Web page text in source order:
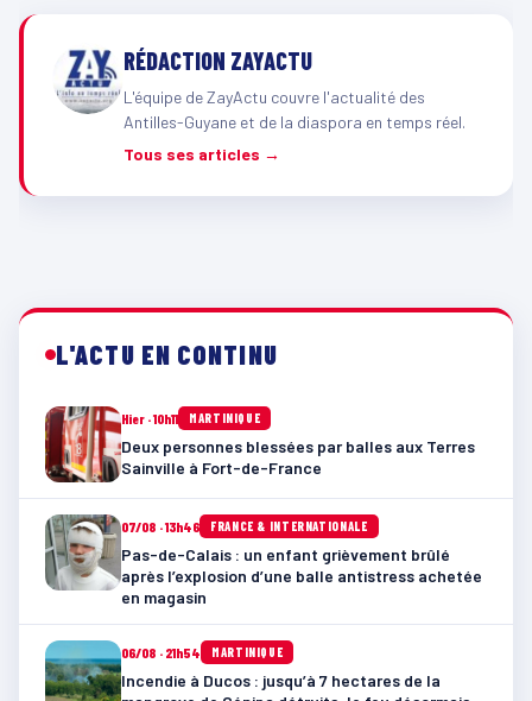
RÉDACTION ZAYACTU
L'équipe de ZayActu couvre l'actualité des
Antilles-Guyane et de la diaspora en temps réel.
Tous ses articles →
L'ACTU EN CONTINU
Hier · 10h11 MARTINIQUE
Deux personnes blessées par balles aux Terres
Sainville à Fort-de-France
07/08 · 13h46 FRANCE & INTERNATIONALE
Pas-de-Calais : un enfant grièvement brûlé
après l’explosion d’une balle antistress achetée
en magasin
06/08 · 21h54 MARTINIQUE
Incendie à Ducos : jusqu’à 7 hectares de la